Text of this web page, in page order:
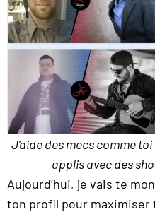
J’aide des mecs comme
applis avec des
Aujourd’hui, je vais te
ton profil pour maximiser